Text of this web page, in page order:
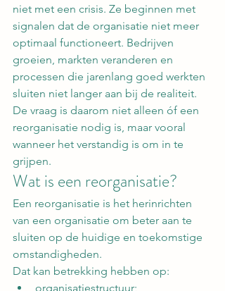
niet met een crisis. Ze beginnen met
signalen dat de organisatie niet meer
optimaal functioneert. Bedrijven
groeien, markten veranderen en
processen die jarenlang goed werkten
sluiten niet langer aan bij de realiteit.
De vraag is daarom niet alleen óf een
reorganisatie nodig is, maar vooral
wanneer het verstandig is om in te
grijpen.
Wat is een reorganisatie?
Een reorganisatie is het herinrichten
van een organisatie om beter aan te
sluiten op de huidige en toekomstige
omstandigheden.
Dat kan betrekking hebben op:
organisatiestructuur;